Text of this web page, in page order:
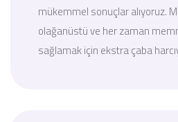
mükemmel sonuçlar alıyoruz.
olağanüstü ve her zaman
sağlamak için ekstra çaba